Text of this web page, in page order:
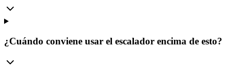
¿Cuándo conviene usar el escalador encima de esto?